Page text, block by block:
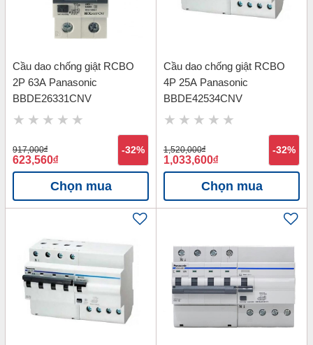
Cầu dao chống giật RCBO
2P 63A Panasonic
BBDE26331CNV
917,000đ
623,560đ
-32%
Chọn mua
Cầu dao chống giật RCBO
4P 25A Panasonic
BBDE42534CNV
1,520,000đ
1,033,600đ
-32%
Chọn mua